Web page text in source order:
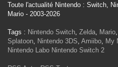
Toute l'actualité Nintendo : Switch,
Mario - 2003-2026
Tags : Nintendo Switch, Zelda, Mario,
Splatoon, Nintendo 3DS, Amiibo, My
Nintendo Labo Nintendo Switch 2